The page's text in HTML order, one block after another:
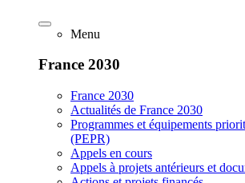
Menu
France 2030
France 2030
Actualités de France 2030
Programmes et équipements
(PEPR)
Appels en cours
Appels à projets antérieurs et